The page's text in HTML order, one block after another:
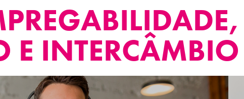
E INTERCÂMBIO